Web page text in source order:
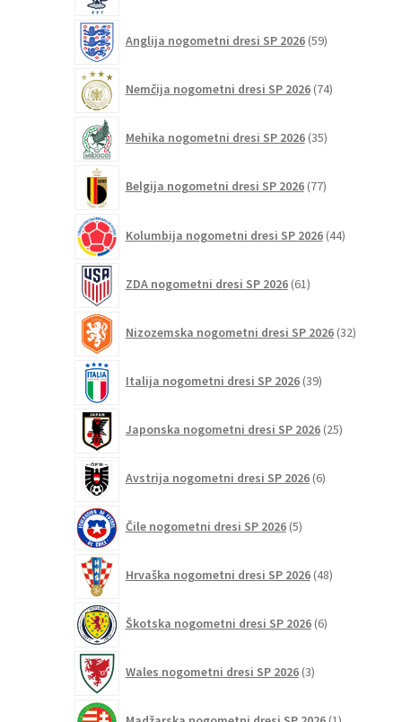
Anglija nogometni dresi SP 2026 59izdelkov
Nemčija nogometni dresi SP 2026 74izdelkov
Mehika nogometni dresi SP 2026 35izdelkov
Belgija nogometni dresi SP 2026 77izdelkov
Kolumbija nogometni dresi SP 2026 44izdelkov
ZDA nogometni dresi SP 2026 61izdelkov
Nizozemska nogometni dresi SP 2026 32izdelkov
Italija nogometni dresi SP 2026 39izdelkov
Japonska nogometni dresi SP 2026 25izdelkov
Avstrija nogometni dresi SP 2026 6izdelkov
Čile nogometni dresi SP 2026 5izdelkov
Hrvaška nogometni dresi SP 2026 48izdelkov
Škotska nogometni dresi SP 2026 6izdelkov
Wales nogometni dresi SP 2026 3izdelki